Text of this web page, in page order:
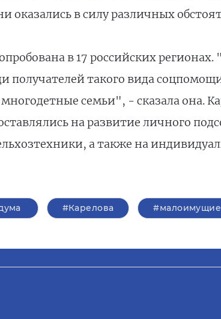
в силу различных
в 17 российских
получателей такого вида
семьи", - сказала она.
на развитие личного
а также на
#Карелова #малоимущие